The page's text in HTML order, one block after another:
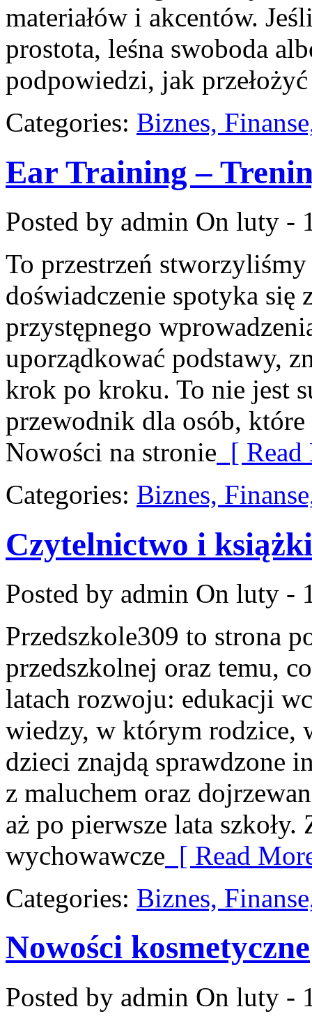
materiałów i akcentów.
prostota, leśna swoboda
podpowiedzi, jak
Categories: Biznes,
Ear Training –
Posted by admin On luty -
To przestrzeń
doświadczenie spotyka się
przystępnego
uporządkować podstawy,
krok po kroku. To nie jest
przewodnik dla osób,
Nowości na stronie [
Categories: Biznes,
Czytelnictwo i
Posted by admin On luty -
Przedszkole309 to strona
przedszkolnej oraz temu,
latach rozwoju: edukacji
wiedzy, w którym rodzice,
dzieci znajdą sprawdzone
z maluchem oraz
aż po pierwsze lata
wychowawcze [ Read
Categories: Biznes,
Nowości kosmetyczne
Posted by admin On luty -